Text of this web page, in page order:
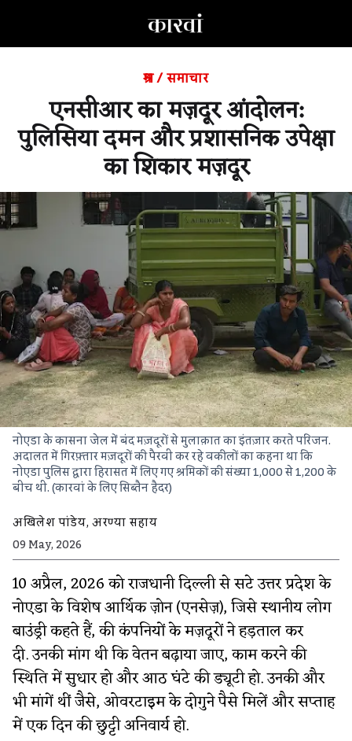
श्रम/समाचार
एनसीआर का मज़दूर आंदोलन:
पुलिसिया दमन और प्रशासनिक उपेक्षा
का शिकार मज़दूर
नोएडा के कासना जेल में बंद मज़दूरों से मुलाक़ात का इंतज़ार करते परिजन.
अदालत में गिरफ़्तार मज़दूरों की पैरवी कर रहे वकीलों का कहना था कि
नोएडा पुलिस द्वारा हिरासत में लिए गए श्रमिकों की संख्या 1,000 से 1,200 के
बीच थी. (कारवां के लिए सिब्तैन हैदर)
अखिलेश पांडेय,अरण्या सहाय
09 May, 2026
10 अप्रैल, 2026 को राजधानी दिल्ली से सटे उत्तर प्रदेश के
नोएडा के विशेष आर्थिक ज़ोन (एनसेज़), जिसे स्थानीय लोग
बाउंड्री कहते हैं, की कंपनियों के मज़दूरों ने हड़ताल कर
दी. उनकी मांग थी कि वेतन बढ़ाया जाए, काम करने की
स्थिति में सुधार हो और आठ घंटे की ड्यूटी हो. उनकी और
भी मांगें थीं जैसे, ओवरटाइम के दोगुने पैसे मिलें और सप्ताह
में एक दिन की छुट्टी अनिवार्य हो.